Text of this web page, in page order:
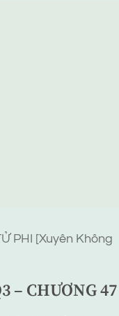
PHI [Xuyên Không
– CHƯƠNG 47